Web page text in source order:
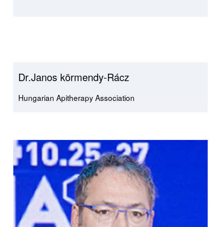
Dr.Janos körmendy-Rácz
Hungarian Apitherapy Association